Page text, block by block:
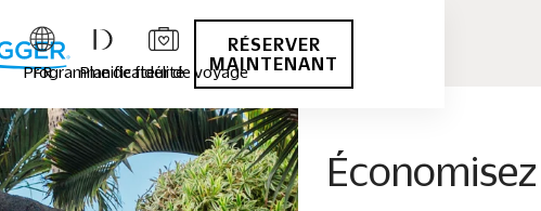
FR
Programme de fidélité
Planificateur de voyage
RÉSERVER
MAINTENANT
Économisez